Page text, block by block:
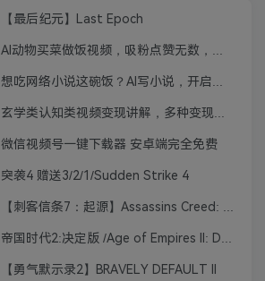
【最后纪元】Last Epoch
微信视频号一键下载器 安卓端完全免费
突袭4 赠送3/2/1/Sudden Strike 4
【勇气默示录2】BRAVELY DEFAULT II